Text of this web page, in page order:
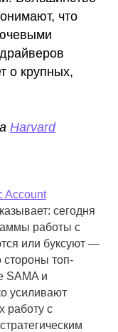
что
о крупных,
Harvard
Account
сегодня
работы с
или буксуют —
стороны топ-
SAMA и
усиливают
работу с